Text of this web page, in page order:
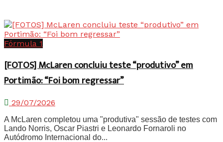
Fórmula 1
[FOTOS] McLaren concluiu teste “produtivo” em
Portimão: “Foi bom regressar”
29/07/2026
A McLaren completou uma "produtiva" sessão de testes com
Lando Norris, Oscar Piastri e Leonardo Fornaroli no
Autódromo Internacional do...